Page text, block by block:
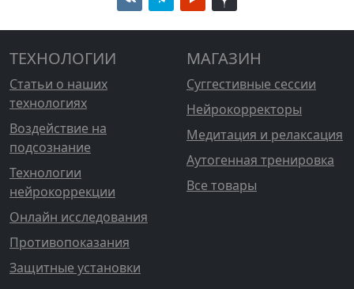
ТЕХНОЛОГИИ
Статьи о наших
технологиях
Воздействие на
подсознание
Технологии
нейрокоррекции
Онлайн исследования
Противопоказания
Защитные установки
МАГАЗИН
Суггестивные сессии
Нейрокорректоры
Медитация и релаксация
Аутогенная тренировка
Все товары